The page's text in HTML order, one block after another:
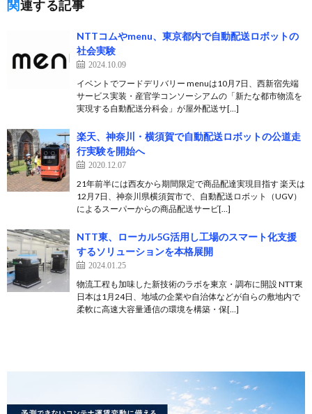
関連する記事
NTTコムやmenu、東京都内で自動配送ロボットの
社会実験
2024.10.09
イベントでフードデリバリー menuは10月7日、西新宿先端
サービス実装・産官学コンソーシアムの「新たな都市物流を
実現する自動配送分科会」が屋外配送サ[…]
楽天、神奈川・横須賀で自動配送ロボットの公道走
行実験を開始へ
2020.12.07
21年前半には西友から期間限定で商品配達実現目指す 楽天は
12月7日、神奈川県横須賀市で、自動配送ロボット（UGV）
によるスーパーからの商品配送サービ[…]
NTT東、ローカル5G活用し工場のスマート化支援
するソリューションを本格展開
2024.01.25
物流工程も加味した新技術のラボを東京・調布に開設 NTT東
日本は1月24日、地域の企業や自治体などが自らの敷地内で
柔軟に高速大容量通信の環境を構築・保[…]